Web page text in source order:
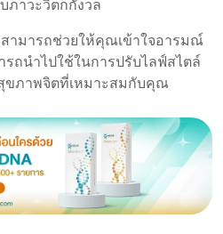
ภาวะวิตกกังวล
สามารถช่วยให้คุณเข้าใจอารมณ์
รถนำไปใช้ในการปรับไลฟ์สไตล์
ขภาพจิตที่เหมาะสมกับคุณ